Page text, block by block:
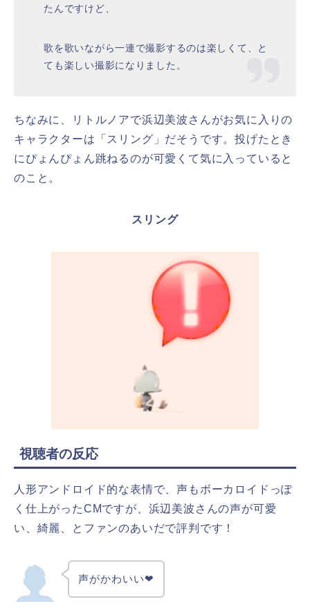
たんですけど、
歌を歌いながら一連で撮影するのは楽しくて、と
ても楽しい撮影になりました。
ちなみに、リトルノアで浜辺美波さんがお気に入りの
キャラクターは「スリング」だそうです。投げたとき
にぴょんぴょん跳ねるのが可愛くて気に入っていると
のこと。
スリング
視聴者の反応
人形アンドロイド的な表情で、声もボーカロイドっぽ
く仕上がったCMですが、浜辺美波さんの声が可愛
い、綺麗、とファンのあいだで評判です！
声がかわいい❤